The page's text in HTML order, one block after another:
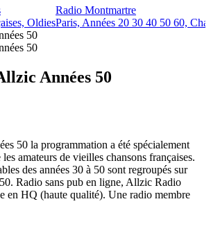
Oldies
Radio Montmartre
Paris, Années 20 30 40 50 60,
50
50
Années 50
50 la programmation a été spécialement
amateurs de vieilles chansons françaises.
des années 30 à 50 sont regroupés sur
Radio sans pub en ligne, Allzic Radio
en HQ (haute qualité). Une radio membre